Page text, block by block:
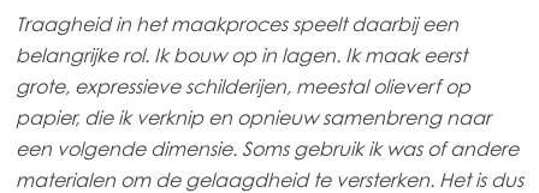
Mowi Global
Asia
Mowi China
Mowi Japan
Traagheid in het maakproces speelt daarbij een
belangrijke rol. Ik bouw op in lagen. Ik maak eerst
grote, expressieve schilderijen, meestal olieverf op
papier, die ik verknip en opnieuw samenbreng naar
een volgende dimensie. Soms gebruik ik was of andere
materialen om de gelaagdheid te versterken. Het is dus